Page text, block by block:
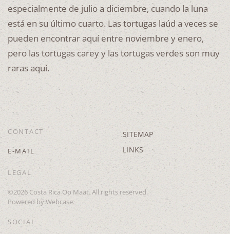
especialmente de julio a diciembre, cuando la luna
está en su último cuarto. Las tortugas laúd a veces se
pueden encontrar aquí entre noviembre y enero,
pero las tortugas carey y las tortugas verdes son muy
raras aquí.
LEGAL
©2026 Costa Rica Op Maat. All rights reserved.
Powered byWebcase.
SOCIAL
CONTACT
E-MAIL
SITEMAP
LINKS